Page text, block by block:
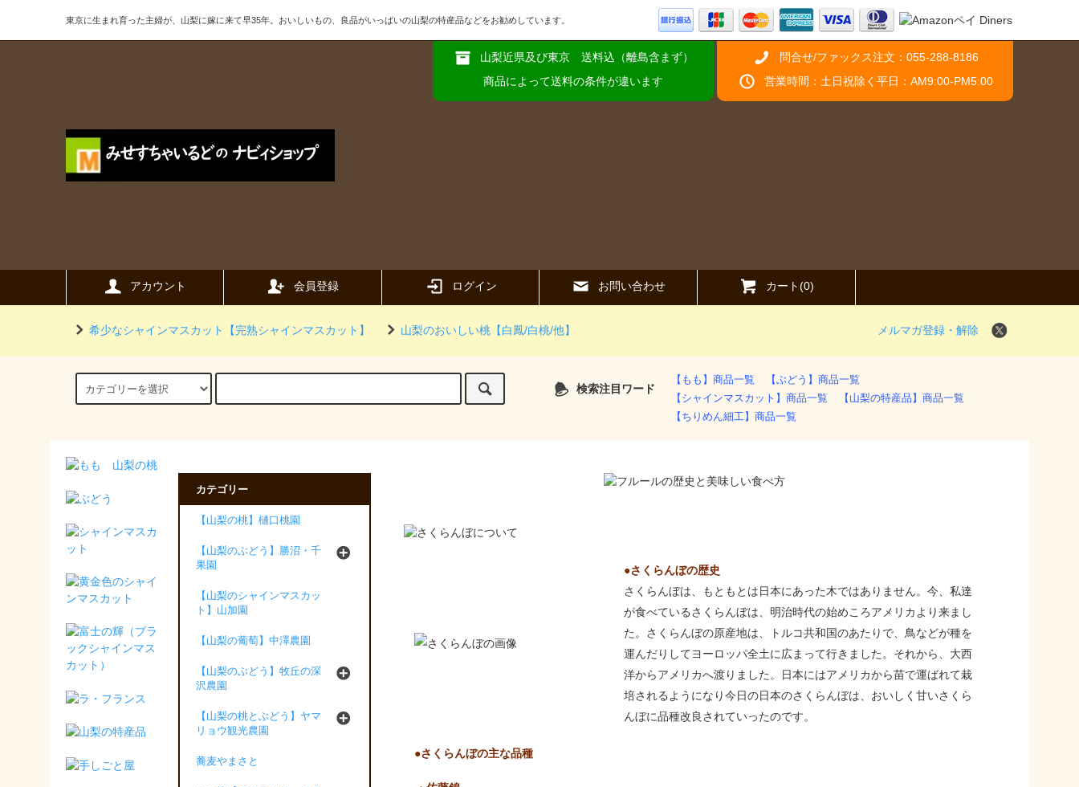
東京に生まれ育った主婦が、山梨に嫁に来て早35年。おいしいもの、良品がいっぱいの山梨の特産品などをお勧めしています。
山梨近県及び東京 送料込（離島含まず）
商品によって送料の条件が違います
問合せ/ファックス注文：055-288-8186
営業時間：土日祝除く平日：AM9:00-PM5:00
アカウント 会員登録 ログイン お問い合わせ カート(0)
希少なシャインマスカット【完熟シャインマスカット】 山梨のおいしい桃【白鳳/白桃/他】 メルマガ登録・解除
検索注目ワード
【もも】商品一覧
【ぶどう】商品一覧
【シャインマスカット】商品一覧
【山梨の特産品】商品一覧
【ちりめん細工】商品一覧
●さくらんぼの歴史
さくらんぼは、もともとは日本にあった木ではありません。今、私達
が食べているさくらんぼは、明治時代の始めころアメリカより来まし
た。さくらんぼの原産地は、トルコ共和国のあたりで、鳥などが種を
運んだりしてヨーロッパ全土に広まって行きました。それから、大西
洋からアメリカへ渡りました。日本にはアメリカから苗で運ばれて栽
培されるようになり今日の日本のさくらんぼは、おいしく甘いさくら
んぼに品種改良されていったのです。
●さくらんぼの主な品種
カテゴリー
【山梨の桃】樋口桃園
【山梨のぶどう】勝沼・千
果園
【山梨のシャインマスカッ
ト】山加園
【山梨の葡萄】中澤農園
【山梨のぶどう】牧丘の深
沢農園
【山梨の桃とぶどう】ヤマ
リョウ観光農園
蕎麦やまさと